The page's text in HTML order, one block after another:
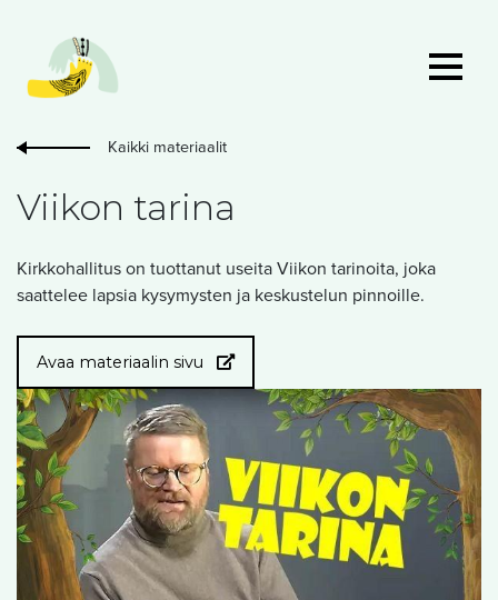
Kaikki materiaalit
Viikon tarina
Kirkkohallitus on tuottanut useita Viikon tarinoita, joka
saattelee lapsia kysymysten ja keskustelun pinnoille.
Avaa materiaalin sivu